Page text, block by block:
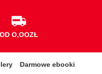
OD O,OOZŁ
Darmowe ebooki